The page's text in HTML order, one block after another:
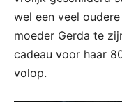
wel een veel
moeder Gerda te
cadeau voor haar
volop.